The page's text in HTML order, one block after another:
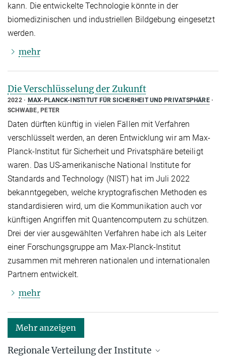
kann. Die entwickelte Technologie könnte in der
biomedizinischen und industriellen Bildgebung eingesetzt
werden.
mehr
Die Verschlüsselung der Zukunft
2022
MAX-PLANCK-INSTITUT FÜR SICHERHEIT UND PRIVATSPHÄRE
SCHWABE, PETER
Daten dürften künftig in vielen Fällen mit Verfahren
verschlüsselt werden, an deren Entwicklung wir am Max-
Planck-Institut für Sicherheit und Privatsphäre beteiligt
waren. Das US-amerikanische National Institute for
Standards and Technology (NIST) hat im Juli 2022
bekanntgegeben, welche kryptografischen Methoden es
standardisieren wird, um die Kommunikation auch vor
künftigen Angriffen mit Quantencomputern zu schützen.
Drei der vier ausgewählten Verfahren habe ich als Leiter
einer Forschungsgruppe am Max-Planck-Institut
zusammen mit mehreren nationalen und internationalen
Partnern entwickelt.
mehr
Mehr anzeigen
Regionale Verteilung der Institute